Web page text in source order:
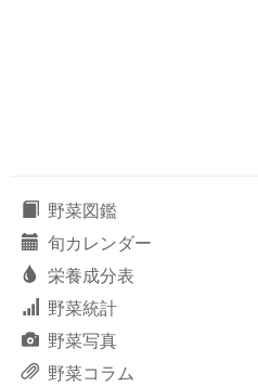
野菜図鑑
旬カレンダー
栄養成分表
野菜統計
野菜写真
野菜コラム